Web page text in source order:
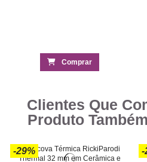
Comprar
Clientes Que
Produto
-29% -